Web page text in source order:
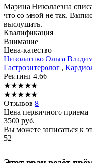
Марина Николаевна
что со мной не так.
выслушать.
Квалификация
Внимание
Цена-качество
Николаенко Ольга
Гастроэнтеролог ,
Рейтинг 4.66
★★★★★
★★★★★
Отзывов 8
Цена первичного приема
3500 руб.
Вы можете записаться к
52